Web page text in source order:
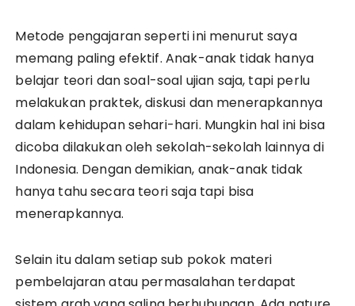
Metode pengajaran seperti ini menurut saya
memang paling efektif. Anak-anak tidak hanya
belajar teori dan soal-soal ujian saja, tapi perlu
melakukan praktek, diskusi dan menerapkannya
dalam kehidupan sehari-hari. Mungkin hal ini bisa
dicoba dilakukan oleh sekolah-sekolah lainnya di
Indonesia. Dengan demikian, anak-anak tidak
hanya tahu secara teori saja tapi bisa
menerapkannya.
Selain itu dalam setiap sub pokok materi
pembelajaran atau permasalahan terdapat